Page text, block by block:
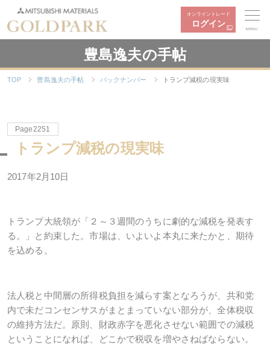
オンライントレード
ログイン
MENU
豊島逸夫の手帖
TOP 豊島逸夫の手帖 バックナンバー トランプ減税の現実味
Page2251
トランプ減税の現実味
2017年2月10日
トランプ大統領が「２～３週間のうちに劇的な減税を発表す
る。」と約束した。市場は、いよいよ本丸に来たかと、期待
を込める。
法人税と中間層の所得税負担を減らす案となろうが、共和党
内で未だコンセンサスがまとまっていない部分が、全体税収
の維持方法だ。原則、財政赤字を悪化させない範囲での減税
ということになれば、どこかで税収を増やさねばならない。